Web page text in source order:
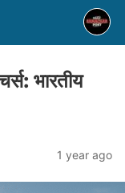
भारतीय
1 year ago